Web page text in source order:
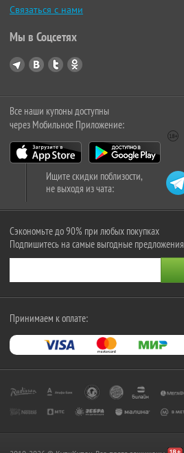
Связаться с нами
Мы в Соцсетях
Все наши купоны доступны
через Мобильное Приложение:
Ищите скидки поблизости,
не выходя из чата:
Сэкономьте до 90% при любых покупках
Подпишитесь на самые выгодные предложения
Принимаем к оплате: